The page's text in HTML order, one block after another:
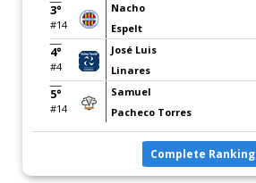
3°
#14
Nacho
Espelt
4°
#4
José Luis
Linares
5°
#14
Samuel
Pacheco Torres
Complete Ranking